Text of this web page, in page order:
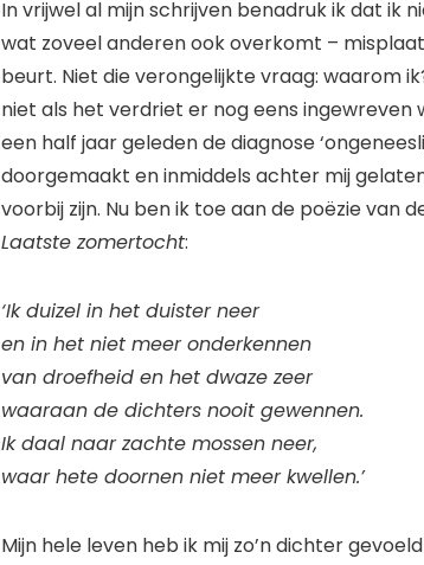
In vrijwel al mijn schrijven benadruk ik dat ik
wat zoveel anderen ook overkomt –
beurt. Niet die verongelijkte vraag: waarom
niet als het verdriet er nog eens ingewreven
een half jaar geleden de diagnose
doorgemaakt en inmiddels achter mij
voorbij zijn. Nu ben ik toe aan de poëzie van
Laatste zomertocht:
‘Ik duizel in het duister neer
en in het niet meer onderkennen
van droefheid en het dwaze zeer
waaraan de dichters nooit gewennen.
Ik daal naar zachte mossen neer,
waar hete doornen niet meer kwellen.’
Mijn hele leven heb ik mij zo’n dichter